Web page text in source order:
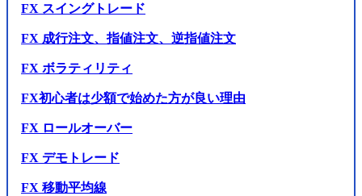
FX スイングトレード
FX 成行注文、指値注文、逆指値注文
FX ボラティリティ
FX初心者は少額で始めた方が良い理由
FX ロールオーバー
FX デモトレード
FX 移動平均線